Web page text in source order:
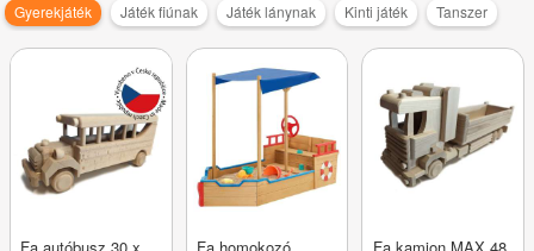
Gyerekjáték
Játék fiúnak Játék lánynak Kinti játék Tanszer